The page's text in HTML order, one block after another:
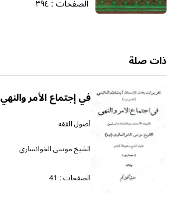
الصفحات :٣٩٤
ذات صلة
في إجتماع الأمر والنهي
أصول الفقه
الشيخ موسى الخوانساري
الصفحات : 41